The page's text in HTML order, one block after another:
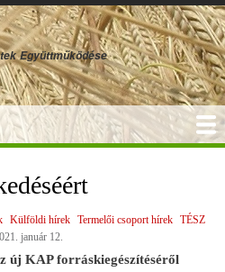
Ugrás
a
tartalomra
Együttműködése
Külföldi hírek Termelői csoport hírek TÉSZ
január 12.
új KAP forráskiegészítéséről